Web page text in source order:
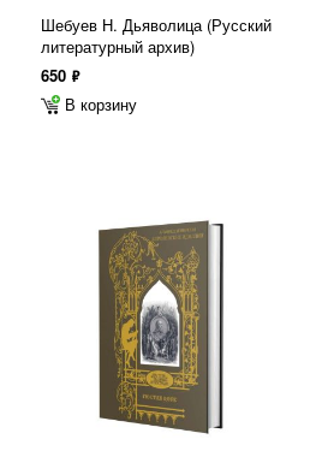
Шебуев Н. Дьяволица (Русский
литературный архив)
650 ф
В корзину